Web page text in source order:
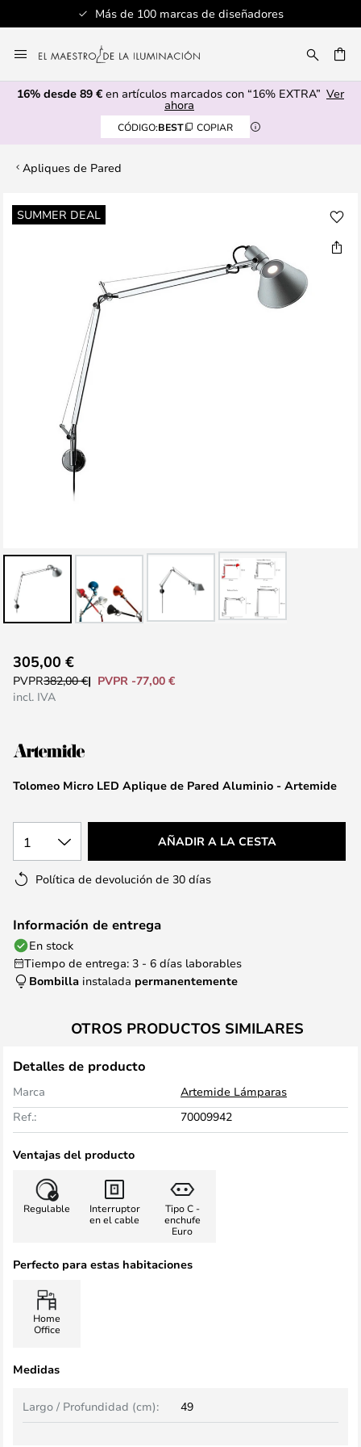
Más de 100 marcas de diseñadores
al
contenido
16% desde 89 € en artículos marcados con “16% EXTRA” Ver
ahora
CÓDIGO:BEST COPIAR
Apliques de Pared
SUMMER DEAL
Saltar
al
al
comienzo
galería
imágenes
Tolomeo Micro LED Aplique de Pared Aluminio - Artemide
305,00 €
PVPR382,00 €
PVPR -77,00 €
incl. IVA
1 AÑADIR A LA CESTA
Política de devolución de 30 días
Información de entrega
En stock
Tiempo de entrega: 3 - 6 días laborables
Bombilla instalada permanentemente
OTROS PRODUCTOS SIMILARES
Detalles de producto
Marca
Artemide Lámparas
Ref.:
70009942
Ventajas del producto
Regulable
Interruptor
en el cable
Tipo C -
enchufe
Euro
Perfecto para estas habitaciones
Home
Office
Medidas
Largo / Profundidad (cm): 49